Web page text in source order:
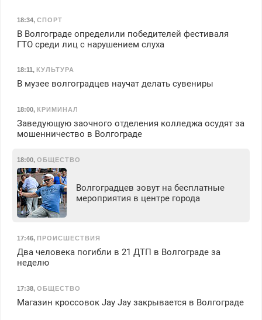
18:34, СПОРТ
В Волгограде определили победителей фестиваля
ГТО среди лиц с нарушением слуха
18:11 , КУЛЬТУРА
В музее волгоградцев научат делать сувениры
18:00, КРИМИНАЛ
Заведующую заочного отделения колледжа осудят за
мошенничество в Волгограде
18:00, ОБЩЕСТВО
Волгоградцев зовут на бесплатные
мероприятия в центре города
17:46, ПРОИСШЕСТВИЯ
Два человека погибли в 21 ДТП в Волгограде за
неделю
17:38, ОБЩЕСТВО
Магазин кроссовок Jay Jay закрывается в Волгограде